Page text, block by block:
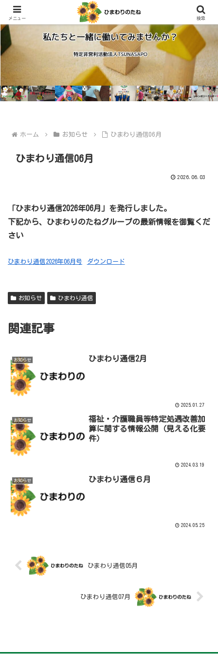
ホーム お知らせ ひまわり通信06月
ひまわり通信06月
2026.06.03
「ひまわり通信2026年06月」を発行しました。
下記から、ひまわりのたねグループの最新情報を御覧くだ
さい
ひまわり通信2026年06月号 ダウンロード
お知らせ ひまわり通信
関連記事
お知らせ ひまわり通信2月
2025.01.27
お知らせ
福祉・介護職員等特定処遇改善加
算に関する情報公開（見える化要
件）
2024.03.19
お知らせ ひまわり通信６月
2024.05.25
ひまわり通信05月
ひまわり通信07月
メニュー 検索